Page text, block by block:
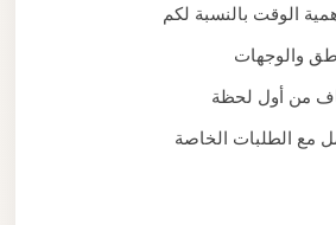
الوقت بالنسبة لكم
والوجهات
من أول لحظة
مع الطلبات الخاصة